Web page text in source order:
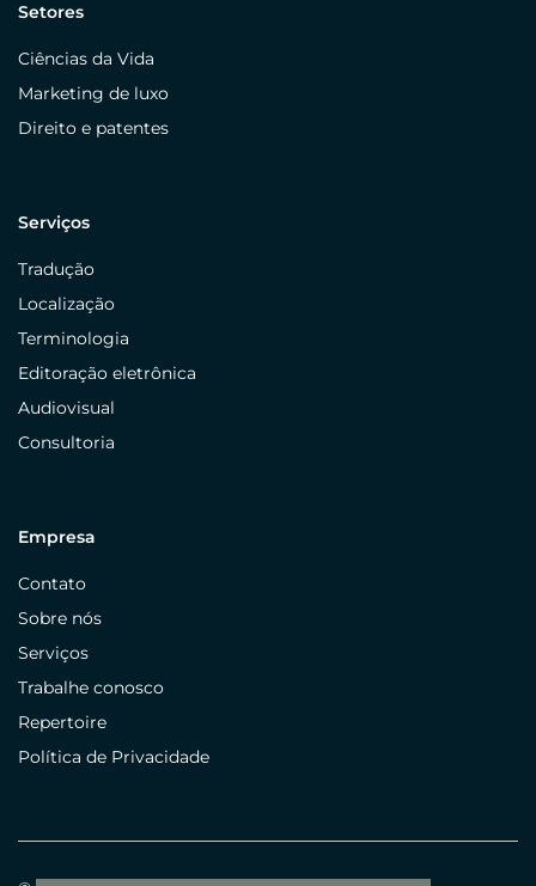
Setores
Ciências da Vida
Marketing de luxo
Direito e patentes
Serviços
Tradução
Localização
Terminologia
Editoração eletrônica
Audiovisual
Consultoria
Empresa
Contato
Sobre nós
Serviços
Trabalhe conosco
Repertoire
Política de Privacidade